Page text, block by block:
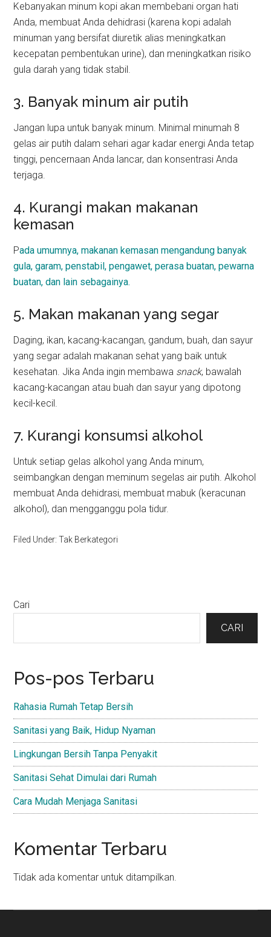
Kebanyakan minum kopi akan membebani organ hati
Anda, membuat Anda dehidrasi (karena kopi adalah
minuman yang bersifat diuretik alias meningkatkan
kecepatan pembentukan urine), dan meningkatkan risiko
gula darah yang tidak stabil.
3. Banyak minum air putih
Jangan lupa untuk banyak minum. Minimal minumah 8
gelas air putih dalam sehari agar kadar energi Anda tetap
tinggi, pencernaan Anda lancar, dan konsentrasi Anda
terjaga.
4. Kurangi makan makanan
kemasan
Pada umumnya, makanan kemasan mengandung banyak
gula, garam, penstabil, pengawet, perasa buatan, pewarna
buatan, dan lain sebagainya.
5. Makan makanan yang segar
Daging, ikan, kacang-kacangan, gandum, buah, dan sayur
yang segar adalah makanan sehat yang baik untuk
kesehatan. Jika Anda ingin membawa snack, bawalah
kacang-kacangan atau buah dan sayur yang dipotong
kecil-kecil.
7. Kurangi konsumsi alkohol
Untuk setiap gelas alkohol yang Anda minum,
seimbangkan dengan meminum segelas air putih. Alkohol
membuat Anda dehidrasi, membuat mabuk (keracunan
alkohol), dan mengganggu pola tidur.
Filed Under: Tak Berkategori
Primary
Cari
CARI
Pos-pos Terbaru
Rahasia Rumah Tetap Bersih
Sanitasi yang Baik, Hidup Nyaman
Lingkungan Bersih Tanpa Penyakit
Sanitasi Sehat Dimulai dari Rumah
Cara Mudah Menjaga Sanitasi
Komentar Terbaru
Tidak ada komentar untuk ditampilkan.